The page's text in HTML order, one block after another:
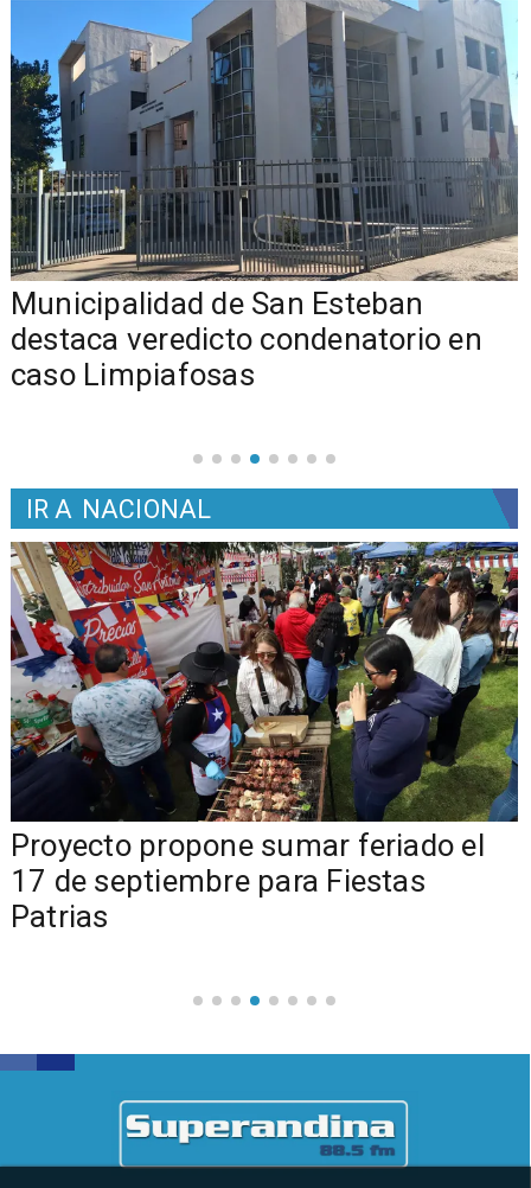
Municipalidad de San Esteban
destaca veredicto condenatorio en
caso Limpiafosas
IR A NACIONAL
Proyecto propone sumar feriado el
17 de septiembre para Fiestas
Patrias